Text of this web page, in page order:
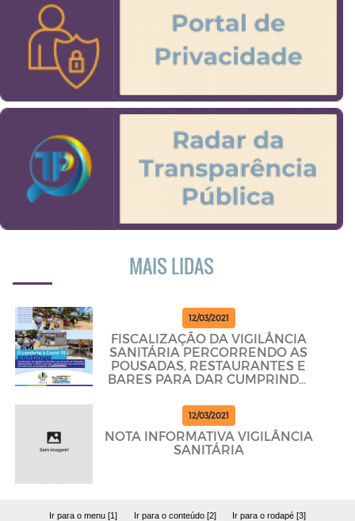
MAIS LIDAS
12/03/2021
FISCALIZAÇÃO DA VIGILÂNCIA
SANITÁRIA PERCORRENDO AS
POUSADAS, RESTAURANTES E
BARES PARA DAR CUMPRINDO
12/03/2021
NOTA INFORMATIVA VIGILÂNCIA
SANITÁRIA
Ir para o menu [1] Ir para o conteúdo [2] Ir para o rodapé [3]